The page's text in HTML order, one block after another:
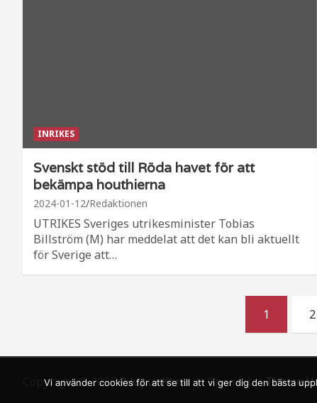
INRIKES
Svenskt stöd till Röda havet för att
bekämpa houthierna
2024-01-12 Redaktionen
UTRIKES Sveriges utrikesminister Tobias
Billström (M) har meddelat att det kan bli aktuellt
för Sverige att…
1 2
Copyright © 2026RiktpunKt.nu Theme by:Theme
Vi använder cookies för att se till att vi ger dig den bästa